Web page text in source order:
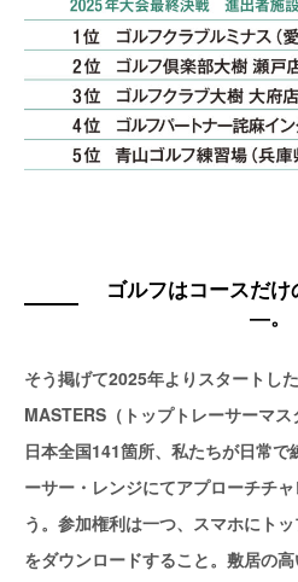
ゴルフはコースだ
―。
そう掲げて2025年よりスタートし
MASTERS（トップトレーサーマス
日本全国141箇所、私たちが日常
ーサー・レンジにてアプローチチ
う。参加権利は一つ、スマホにト
をダウンロードすること。敷居の